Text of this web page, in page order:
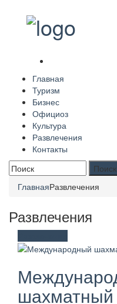
Главная
Туризм
Бизнес
Официоз
Культура
Развлечения
Контакты
Форма
ГлавнаяРазвлечения
Развлечения
шахматный